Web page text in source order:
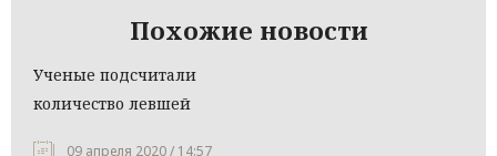
Похожие новости
Ученые подсчитали
количество левшей
09 апреля 2020 / 14:57